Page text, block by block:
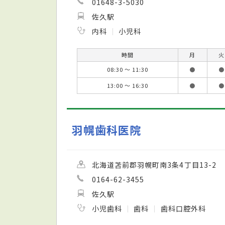
佐久駅
内科
小児科
時間 月 火
08:30 ～ 11:30
● ●
13:00 ～ 16:30
● ●
羽幌歯科医院
北海道苫前郡羽幌町南3条4丁目13-2
0164-62-3455
佐久駅
小児歯科
歯科 歯科口腔外科